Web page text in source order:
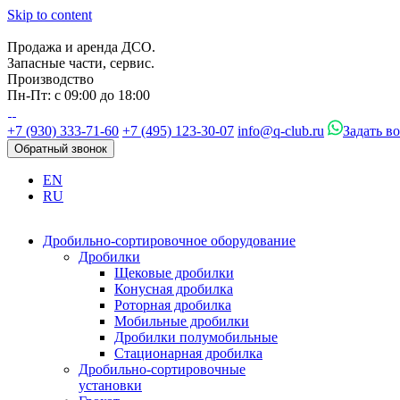
Skip to content
Продажа и аренда ДСО.
Запасные части, сервис.
Производство
Пн-Пт: с 09:00 до 18:00
+7 (930) 333-71-60 +7 (495) 123-30-07 info@q-club.ru Задать
Обратный звонок
EN
RU
Дробильно-сортировочное оборудование
Дробилки
Щековые дробилки
Конусная дробилка
Роторная дробилка
Мобильные дробилки
Дробилки полумобильные
Стационарная дробилка
Дробильно-сортировочные
установки